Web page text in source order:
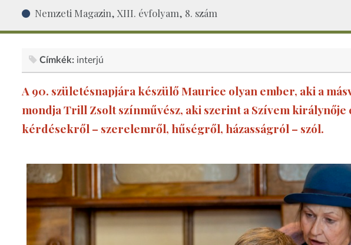
Nemzeti Magazin, XIII. évfolyam, 8. szám
Címkék: interjú
A 90. születésnapjára készülő Maurice olyan ember, aki a
mondja Trill Zsolt színművész, aki szerint a Szívem
kérdésekről – szerelemről, hűségről, házasságról – szól.